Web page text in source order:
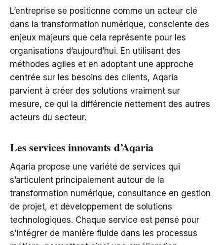
L’entreprise se positionne comme un acteur clé
dans la transformation numérique, consciente des
enjeux majeurs que cela représente pour les
organisations d’aujourd’hui. En utilisant des
méthodes agiles et en adoptant une approche
centrée sur les besoins des clients, Aqaria
parvient à créer des solutions vraiment sur
mesure, ce qui la différencie nettement des autres
acteurs du secteur.
Les services innovants d’Aqaria
Aqaria propose une variété de services qui
s’articulent principalement autour de la
transformation numérique, consultance en gestion
de projet, et développement de solutions
technologiques. Chaque service est pensé pour
s’intégrer de manière fluide dans les processus